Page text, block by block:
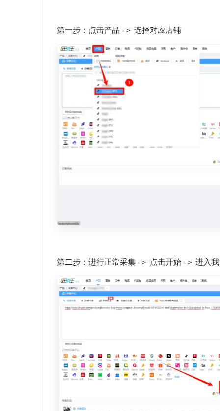
第一步：点击产品 -＞ 选择对应店铺
第二步：进行正常采集 -＞ 点击开始 -＞ 进入